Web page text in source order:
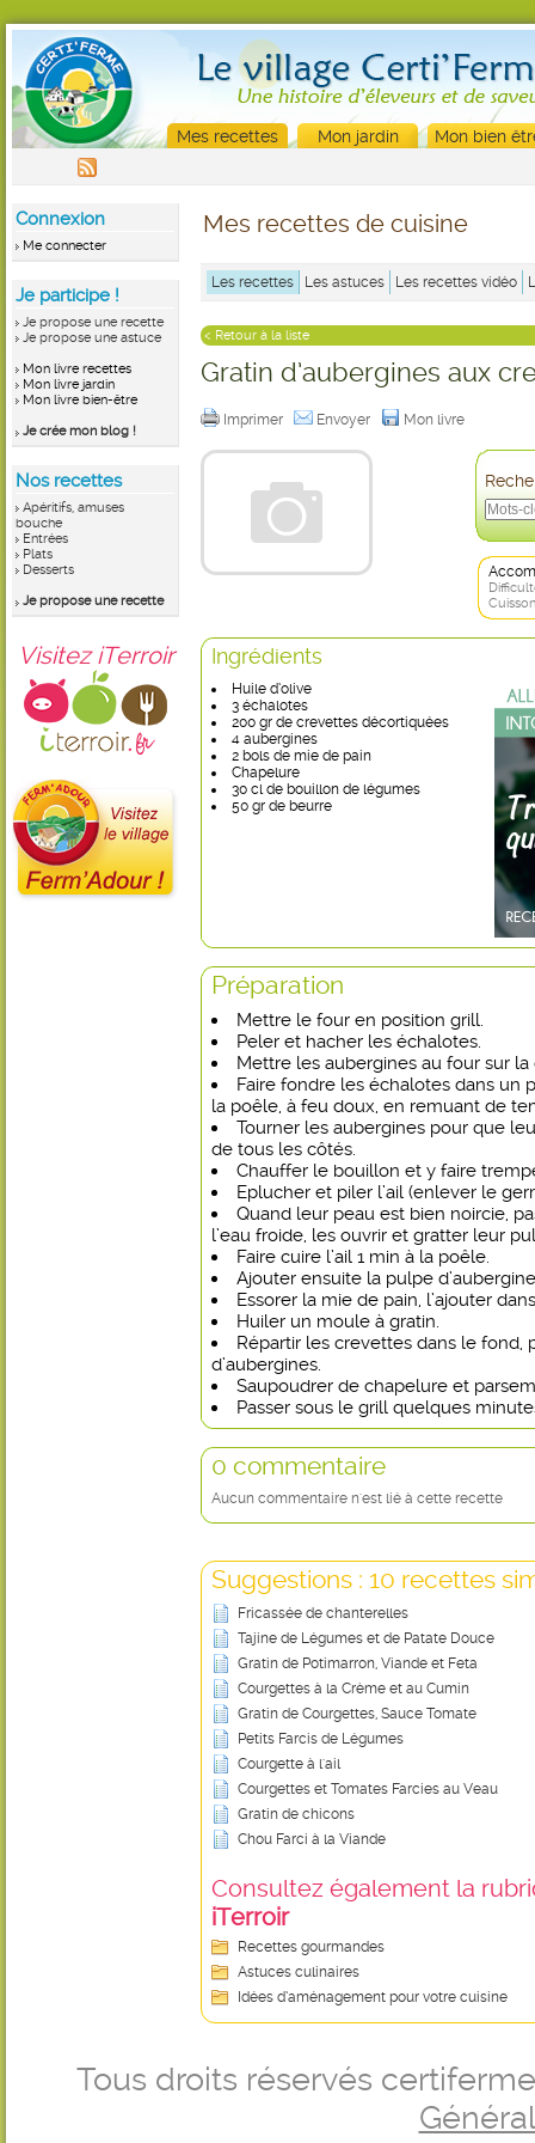
Mes recettes Mon jardin Mon bien
Connexion
Me connecter
Je participe !
Je propose une recette
Je propose une astuce
Mon livre recettes
Mon livre jardin
Mon livre bien-être
Je crée mon blog !
Nos recettes
Apéritifs, amuses
bouche
Entrées
Plats
Desserts
Je propose une recette
Visitez iTerroir
Mes recettes de cuisine
Les recettes Les astuces Les recettes vidéo
< Retour à la liste
Gratin d’aubergines aux
Imprimer Envoyer Mon livre
Ingrédients
Huile d’olive
3 échalotes
200 gr de crevettes décortiquées
4 aubergines
2 bols de mie de pain
Chapelure
30 cl de bouillon de légumes
50 gr de beurre
Préparation
Mettre le four en position grill.
Peler et hacher les échalotes.
Mettre les aubergines au four sur la
Faire fondre les échalotes dans un
la poêle, à feu doux, en remuant de
Tourner les aubergines pour que
de tous les côtés.
Chauffer le bouillon et y faire
Eplucher et piler l’ail (enlever le
Quand leur peau est bien noircie,
l’eau froide, les ouvrir et gratter leur
Faire cuire l’ail 1 min à la poêle.
Ajouter ensuite la pulpe
Essorer la mie de pain, l’ajouter
Huiler un moule à gratin.
Répartir les crevettes dans le fond,
d’aubergines.
Saupoudrer de chapelure et
Passer sous le grill quelques
0 commentaire
Aucun commentaire n'est lié à cette recette
Suggestions : 10 recettes
Fricassée de chanterelles
Tajine de Légumes et de Patate Douce
Gratin de Potimarron, Viande et Feta
Courgettes à la Crème et au Cumin
Gratin de Courgettes, Sauce Tomate
Petits Farcis de Légumes
Courgette à l'ail
Courgettes et Tomates Farcies au Veau
Gratin de chicons
Chou Farci à la Viande
Consultez également la
iTerroir
Recettes gourmandes
Astuces culinaires
Idées d’aménagement pour votre cuisine
Tous droits réservés